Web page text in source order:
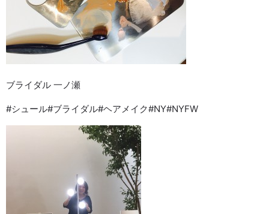
ブライダル 一ノ瀬
#シュール#ブライダル#ヘアメイク#NY#NYFW